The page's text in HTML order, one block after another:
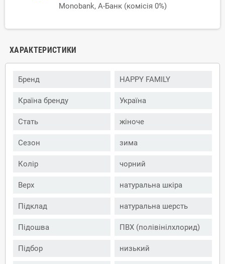
Monobank, А-Банк (комісія 0%)
ХАРАКТЕРИСТИКИ
Бренд HAPPY FAMILY
Країна бренду Україна
Стать жіноче
Сезон зима
Колір чорний
Верх натуральна шкіра
Підклад натуральна шерсть
Підошва ПВХ (полівінілхлорид)
Підбор низький